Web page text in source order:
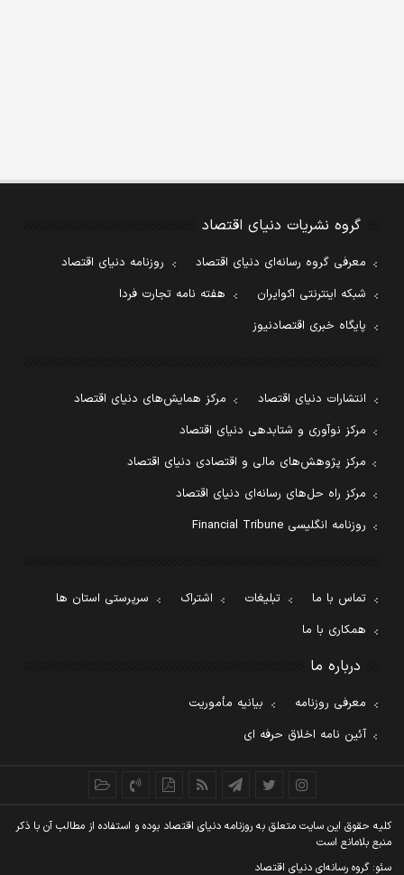
گروه نشریات دنیای اقتصاد
معرفی گروه رسانه‌ای دنیای اقتصاد
روزنامه دنیای اقتصاد
شبکه اینترنتی اکوایران
هفته نامه تجارت فردا
پایگاه خبری اقتصادنیوز
انتشارات دنیای اقتصاد
مرکز همایش‌های دنیای اقتصاد
مرکز نوآوری و شتابدهی دنیای اقتصاد
مرکز پژوهش‌های مالی و اقتصادی دنیای اقتصاد
مرکز راه حل‌های رسانه‌ای دنیای اقتصاد
روزنامه انگلیسی Financial Tribune
تماس با ما تبلیغات اشتراک
سرپرستی استان ها
همکاری با ما
درباره ما
معرفی روزنامه
بیانیه مأموریت
آئین نامه اخلاق حرفه ای
کليه حقوق اين سايت متعلق به روزنامه دنيای اقتصاد بوده و استفاده از مطالب آن با ذکر
منبع بلامانع است
سئو: گروه رسانه‌ای دنیای اقتصاد